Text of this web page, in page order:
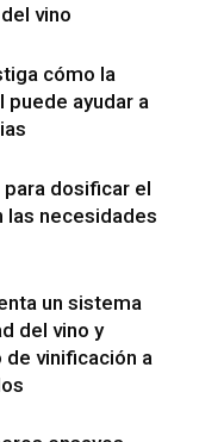
vino
cómo la
ayudar a
dosificar el
las necesidades
un sistema
del vino y
vinificación a